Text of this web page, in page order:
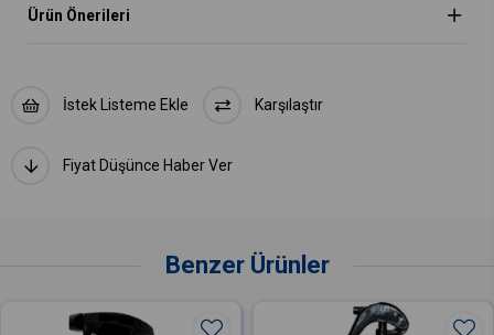
Ürün Önerileri
İstek Listeme Ekle Karşılaştır
Fiyat Düşünce Haber Ver
Benzer Ürünler